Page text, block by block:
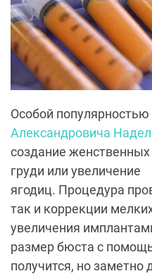
Особой популярностью
Александровича
создание
груди или увеличение
ягодиц. Процедура
так и коррекции
увеличения
размер бюста с
получится, но заметно